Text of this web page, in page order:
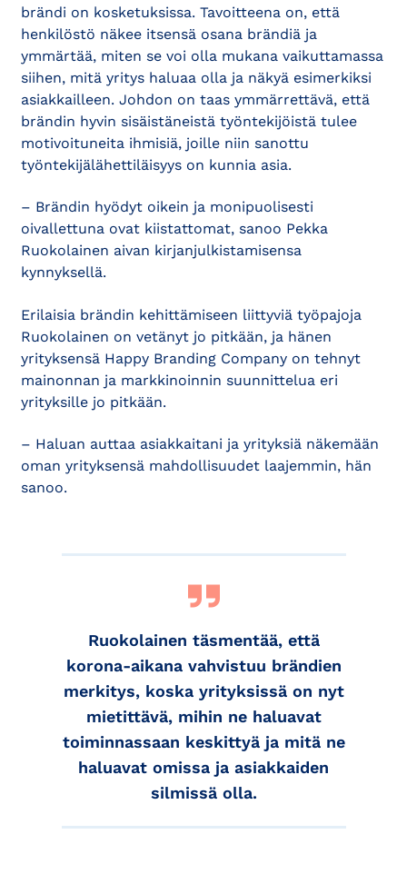
brändi on kosketuksissa. Tavoitteena on, että
henkilöstö näkee itsensä osana brändiä ja
ymmärtää, miten se voi olla mukana vaikuttamassa
siihen, mitä yritys haluaa olla ja näkyä esimerkiksi
asiakkailleen. Johdon on taas ymmärrettävä, että
brändin hyvin sisäistäneistä työntekijöistä tulee
motivoituneita ihmisiä, joille niin sanottu
työntekijälähettiläisyys on kunnia asia.
– Brändin hyödyt oikein ja monipuolisesti
oivallettuna ovat kiistattomat, sanoo Pekka
Ruokolainen aivan kirjanjulkistamisensa
kynnyksellä.
Erilaisia brändin kehittämiseen liittyviä työpajoja
Ruokolainen on vetänyt jo pitkään, ja hänen
yrityksensä Happy Branding Company on tehnyt
mainonnan ja markkinoinnin suunnittelua eri
yrityksille jo pitkään.
– Haluan auttaa asiakkaitani ja yrityksiä näkemään
oman yrityksensä mahdollisuudet laajemmin, hän
sanoo.
Ruokolainen täsmentää, että
korona-aikana vahvistuu brändien
merkitys, koska yrityksissä on nyt
mietittävä, mihin ne haluavat
toiminnassaan keskittyä ja mitä ne
haluavat omissa ja asiakkaiden
silmissä olla.